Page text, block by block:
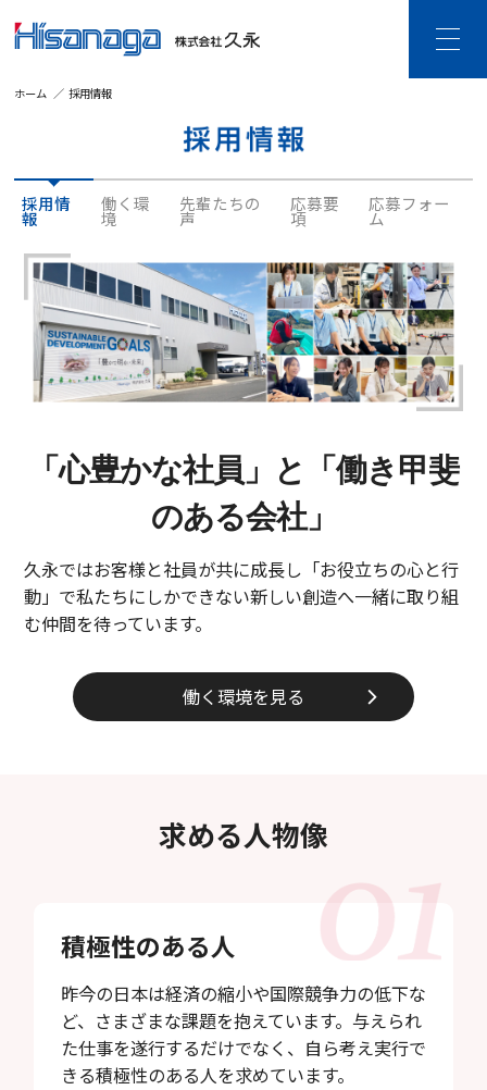
ホーム 採用情報
採用情
報
働く環
境
先輩たちの
声
応募要
項
応募フォー
ム
「心豊かな社員」と「働き甲斐
のある会社」
久永ではお客様と社員が共に成長し「お役立ちの心と行
動」で私たちにしかできない新しい創造へ一緒に取り組
む仲間を待っています。
働く環境を見る
求める人物像
積極性のある人
昨今の日本は経済の縮小や国際競争力の低下な
ど、さまざまな課題を抱えています。与えられ
た仕事を遂行するだけでなく、自ら考え実行で
きる積極性のある人を求めています。
ご挨拶・企業理念
沿革
DX宣言
情報セキュリティ
事業内容
建設DXソリューション
ビジネスDXソリューション
ビジネス空間ソリューション
SDGsの取り組み
採用情報
先輩たちの声
応募フォーム
補助金サポート
久永のプラットフォーム
お知らせアクセスお問い合わせ